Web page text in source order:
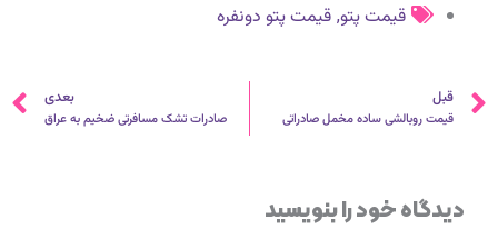
قیمت پتو, قیمت پتو دونفره
قبلی
قبل
قیمت روبالشی ساده مخمل صادراتی
بعدی
صادرات تشک مسافرتی ضخیم به عراق
دیدگاه‌ خود را بنویسید